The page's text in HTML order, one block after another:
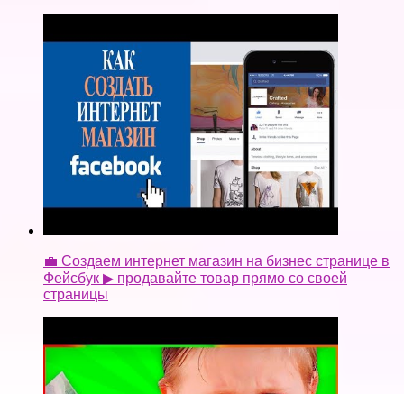
💼 Создаем интернет магазин на бизнес странице в
Фейсбук ▶ продавайте товар прямо со своей
страницы